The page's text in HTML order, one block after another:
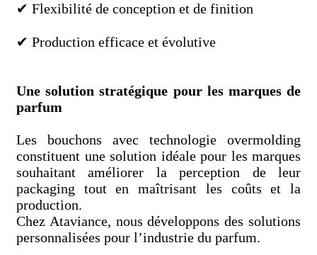
✔ Flexibilité de conception et de finition
✔ Production efficace et évolutive
Une solution stratégique pour les marques de
parfum
Les bouchons avec technologie overmolding
constituent une solution idéale pour les marques
souhaitant améliorer la perception de leur
packaging tout en maîtrisant les coûts et la
production.
Chez Ataviance, nous développons des solutions
personnalisées pour l’industrie du parfum.